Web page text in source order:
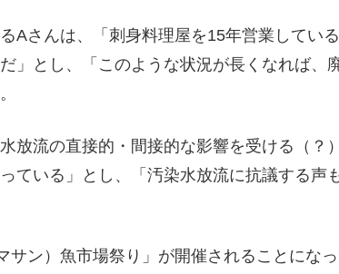
Aさんは、「刺身料理屋を15年営業してい
」とし、「このような状況が長くなれば、
放流の直接的・間接的な影響を受ける（？
ている」とし、「汚染水放流に抗議する声
サン）魚市場祭り」が開催されることにな